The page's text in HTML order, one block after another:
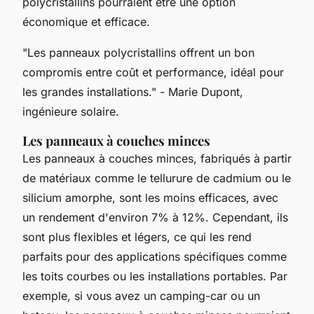
économique et efficace.
"Les panneaux polycristallins offrent un bon
compromis entre coût et performance, idéal pour
les grandes installations." - Marie Dupont,
ingénieure solaire.
Les panneaux à couches minces
Les panneaux à couches minces, fabriqués à partir
de matériaux comme le tellurure de cadmium ou le
silicium amorphe, sont les moins efficaces, avec
un rendement d'environ 7% à 12%. Cependant, ils
sont plus flexibles et légers, ce qui les rend
parfaits pour des applications spécifiques comme
les toits courbes ou les installations portables. Par
exemple, si vous avez un camping-car ou un